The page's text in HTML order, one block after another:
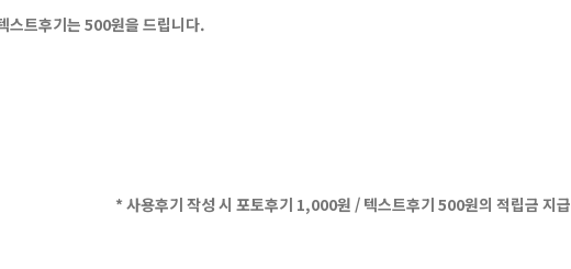
스트후기는 500원을 드립니다.
* 사용후기 작성 시 포토후기 1,000원 / 텍스트후기 500원의 적립금 지급